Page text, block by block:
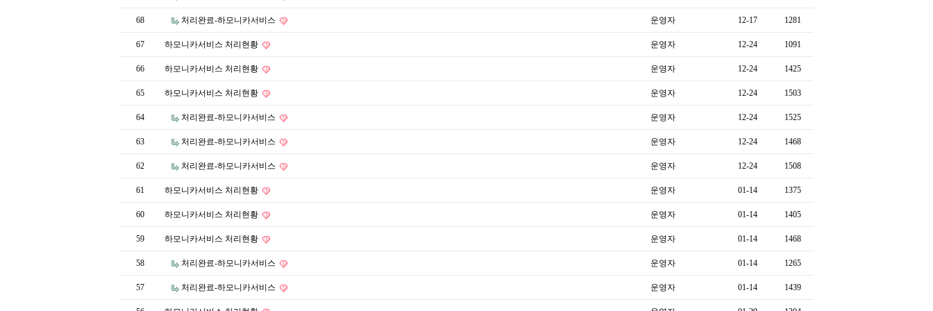
68 처리완료-하모니카서비스 운영자 12-17 1281
67 하모니카서비스 처리현황 운영자 12-24 1091
66 하모니카서비스 처리현황 운영자 12-24 1425
65 하모니카서비스 처리현황 운영자 12-24 1503
64 처리완료-하모니카서비스 운영자 12-24 1525
63 처리완료-하모니카서비스 운영자 12-24 1468
62 처리완료-하모니카서비스 운영자 12-24 1508
61 하모니카서비스 처리현황 운영자 01-14 1375
60 하모니카서비스 처리현황 운영자 01-14 1405
59 하모니카서비스 처리현황 운영자 01-14 1468
58 처리완료-하모니카서비스 운영자 01-14 1265
57 처리완료-하모니카서비스 운영자 01-14 1439